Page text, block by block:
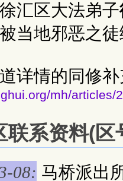
徐汇区大法弟子
当地邪恶之
详情的同修
mh/articles/
联系资料(区
08: 马桥派出